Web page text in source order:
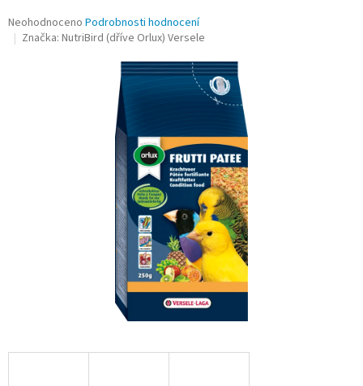
Průměrné
hodnocení
Neohodnoceno Podrobnosti hodnocení
Značka: NutriBird (dříve Orlux) Versele